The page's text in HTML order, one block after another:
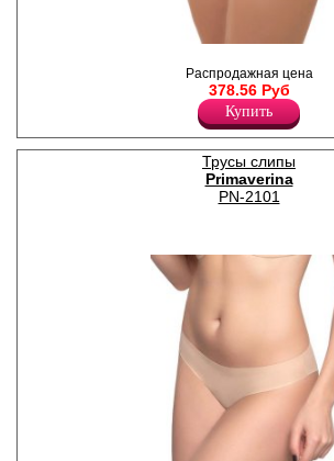
полиамида с широкой
кружевной вставкой по ножке
на передней и задней части
изделия.
Лайкра 15%
Полиамид 80%
Хлопок 5%
Распродажная цена
378.56 Руб
Купить
Трусы слипы
Primaverina
PN-2101